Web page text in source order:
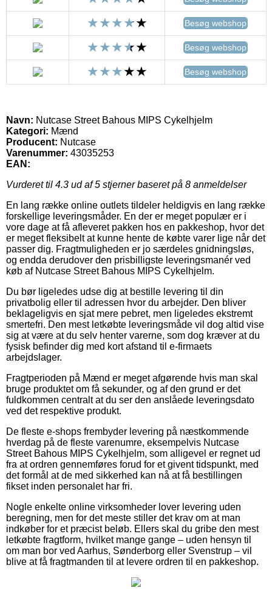
Besøg webshop
Besøg webshop
Besøg webshop
Navn: Nutcase Street Bahous MIPS Cykelhjelm
Kategori: Mænd
Producent: Nutcase
Varenummer: 43035253
EAN:
Vurderet til 4.3 ud af 5 stjerner baseret på 8 anmeldelser
En lang række online outlets tildeler heldigvis en lang række
forskellige leveringsmåder. En der er meget populær er i
vore dage at få afleveret pakken hos en pakkeshop, hvor det
er meget fleksibelt at kunne hente de købte varer lige når det
passer dig. Fragtmuligheden er jo særdeles gnidningsløs,
og endda derudover den prisbilligste leveringsmanér ved
køb af Nutcase Street Bahous MIPS Cykelhjelm.
Du bør ligeledes udse dig at bestille levering til din
privatbolig eller til adressen hvor du arbejder. Den bliver
beklageligvis en sjat mere pebret, men ligeledes ekstremt
smertefri. Den mest letkøbte leveringsmåde vil dog altid vise
sig at være at du selv henter varerne, som dog kræver at du
fysisk befinder dig med kort afstand til e-firmaets
arbejdslager.
Fragtperioden på Mænd er meget afgørende hvis man skal
bruge produktet om få sekunder, og af den grund er det
fuldkommen centralt at du ser den anslåede leveringsdato
ved det respektive produkt.
De fleste e-shops frembyder levering på næstkommende
hverdag på de fleste varenumre, eksempelvis Nutcase
Street Bahous MIPS Cykelhjelm, som alligevel er regnet ud
fra at ordren gennemføres forud for et givent tidspunkt, med
det formål at de med sikkerhed kan nå at få bestillingen
fikset inden personalet har fri.
Nogle enkelte online virksomheder lover levering uden
beregning, men for det meste stiller det krav om at man
indkøber for et præcist beløb. Ellers skal du gribe den mest
letkøbte fragtform, hvilket mange gange – uden hensyn til
om man bor ved Aarhus, Sønderborg eller Svenstrup – vil
blive at få fragtmanden til at levere ordren til en pakkeshop.